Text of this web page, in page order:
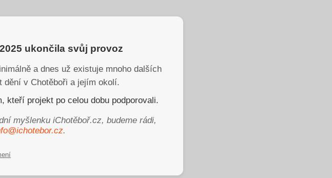
ukončila svůj provoz
a dnes už existuje mnoho dalších
dění v Chotěboři a jejím okolí.
kteří projekt po celou dobu podporovali.
myšlenku iChotěboř.cz, budeme rádi,
.